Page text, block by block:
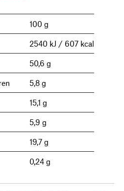
100 g
2540 kJ / 607 kcal
50,6 g
5,8 g
15,1 g
5,9 g
19,7 g
0,24 g